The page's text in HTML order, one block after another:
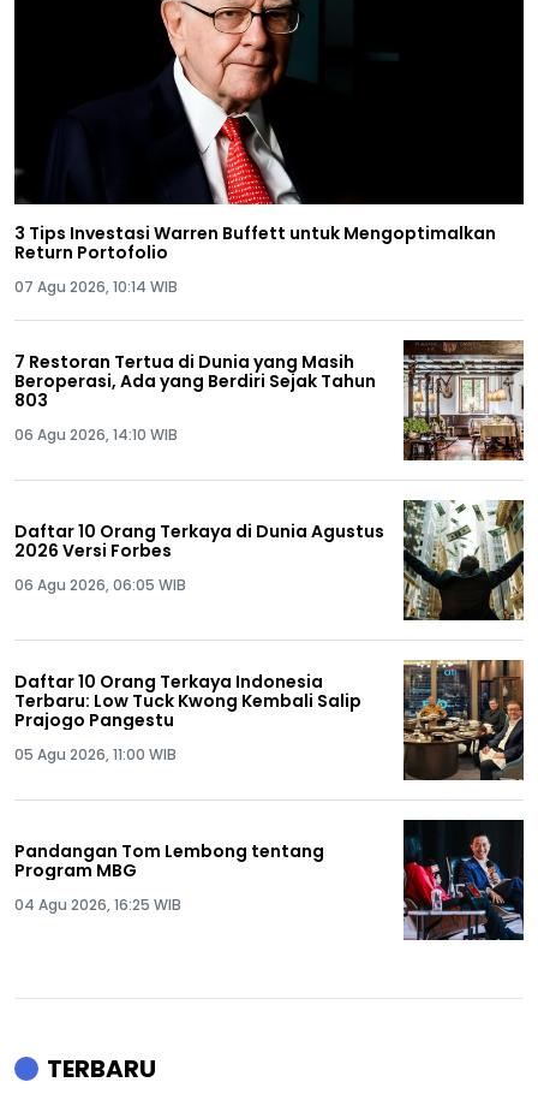
3 Tips Investasi Warren Buffett untuk Mengoptimalkan
Return Portofolio
07 Agu 2026, 10:14 WIB
7 Restoran Tertua di Dunia yang Masih
Beroperasi, Ada yang Berdiri Sejak Tahun
803
06 Agu 2026, 14:10 WIB
Daftar 10 Orang Terkaya di Dunia Agustus
2026 Versi Forbes
06 Agu 2026, 06:05 WIB
Daftar 10 Orang Terkaya Indonesia
Terbaru: Low Tuck Kwong Kembali Salip
Prajogo Pangestu
05 Agu 2026, 11:00 WIB
Pandangan Tom Lembong tentang
Program MBG
04 Agu 2026, 16:25 WIB
TERBARU